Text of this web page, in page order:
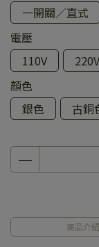
一開關／直式
電壓
110V
220V
顏色
銀色
古銅
商品介紹